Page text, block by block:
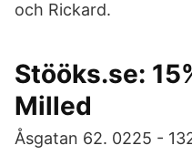
och Rickard.
Stööks.se:
Milled
Åsgatan 62. 0225 -